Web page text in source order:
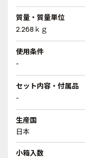
質量・質量単位
2.268ｋｇ
使用条件
-
セット内容・付属品
-
生産国
日本
小箱入数